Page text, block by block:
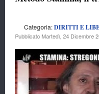
Categoria:DIRITTI E
Pubblicato Martedì, 24 Dicembre